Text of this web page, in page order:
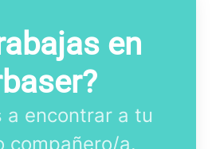
en
a encontrar a tu
compañero/a.